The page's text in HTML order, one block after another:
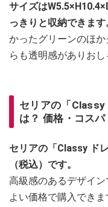
サイズは
っきりと収納できます
かったグリーンのほ
らも透明感がありおし
セリアの「Classy
は？ 価格・コスパ
セリアの「Classy ド
（税込）です。
高級感のあるデザイ
よい価格で購入でき